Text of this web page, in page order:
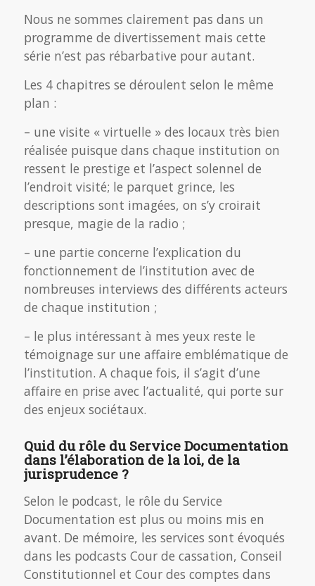
Nous ne sommes clairement pas dans un
programme de divertissement mais cette
série n’est pas rébarbative pour autant.
Les 4 chapitres se déroulent selon le même
plan :
– une visite « virtuelle » des locaux très bien
réalisée puisque dans chaque institution on
ressent le prestige et l’aspect solennel de
l’endroit visité; le parquet grince, les
descriptions sont imagées, on s’y croirait
presque, magie de la radio ;
– une partie concerne l’explication du
fonctionnement de l’institution avec de
nombreuses interviews des différents acteurs
de chaque institution ;
– le plus intéressant à mes yeux reste le
témoignage sur une affaire emblématique de
l’institution. A chaque fois, il s’agit d’une
affaire en prise avec l’actualité, qui porte sur
des enjeux sociétaux.
Quid du rôle du Service Documentation
dans l’élaboration de la loi, de la
jurisprudence ?
Selon le podcast, le rôle du Service
Documentation est plus ou moins mis en
avant. De mémoire, les services sont évoqués
dans les podcasts Cour de cassation, Conseil
Constitutionnel et Cour des comptes dans